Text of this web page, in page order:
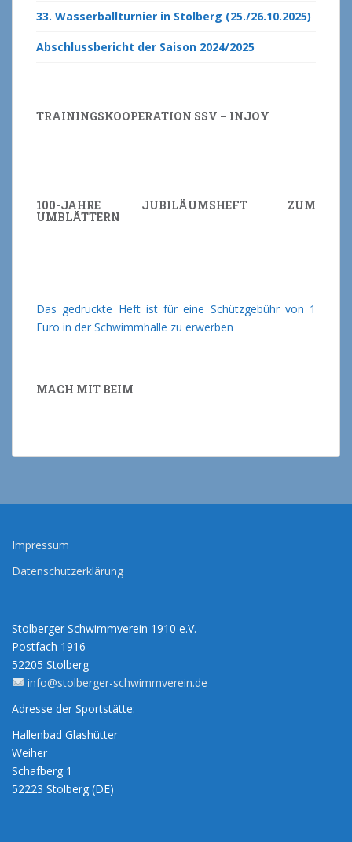
33. Wasserballturnier in Stolberg (25./26.10.2025)
Abschlussbericht der Saison 2024/2025
TRAININGSKOOPERATION SSV – INJOY
100-JAHRE JUBILÄUMSHEFT ZUM
UMBLÄTTERN
Das gedruckte Heft ist für eine Schützgebühr von 1
Euro in der Schwimmhalle zu erwerben
MACH MIT BEIM
Impressum
Datenschutzerklärung
Stolberger Schwimmverein 1910 e.V.
Postfach 1916
52205 Stolberg
info@stolberger-schwimmverein.de
Adresse der Sportstätte:
Hallenbad Glashütter
Weiher
Schafberg 1
52223 Stolberg (DE)